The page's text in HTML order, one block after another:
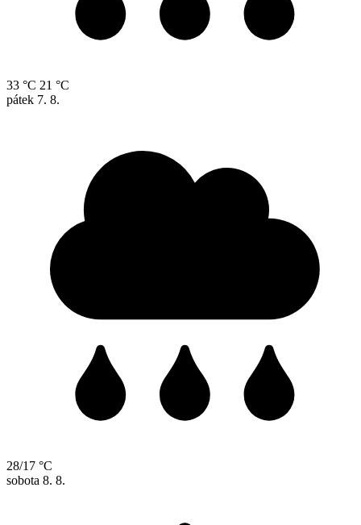
33 °C 21 °C
pátek 7. 8.
28/17 °C
sobota 8. 8.